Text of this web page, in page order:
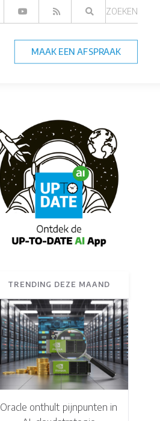
ZOEKEN
MAAK EEN AFSPRAAK
TRENDING DEZE MAAND
Oracle onthult pijnpunten in